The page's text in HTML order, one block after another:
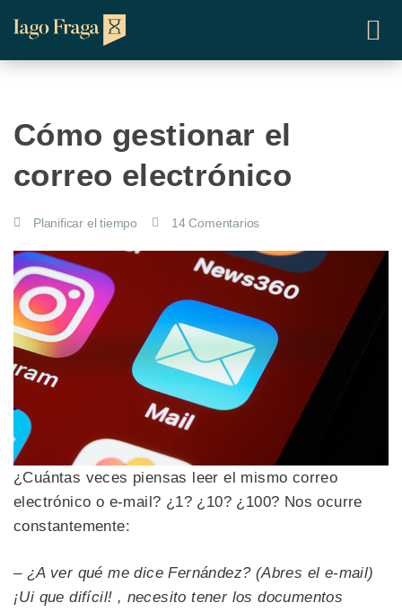
Cómo gestionar el
correo electrónico
Planificar el tiempo 14 Comentarios
¿Cuántas veces piensas leer el mismo correo
electrónico o e-mail? ¿1? ¿10? ¿100? Nos ocurre
constantemente:
– ¿A ver qué me dice Fernández? (Abres el e-mail)
¡Ui que difícil! , necesito tener los documentos